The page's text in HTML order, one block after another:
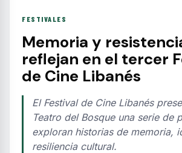
FESTIVALES
Memoria y
reflejan en el tercer
de Cine Libanés
El Festival de Cine Libanés
Teatro del Bosque una serie de
exploran historias de memoria,
resiliencia cultural.